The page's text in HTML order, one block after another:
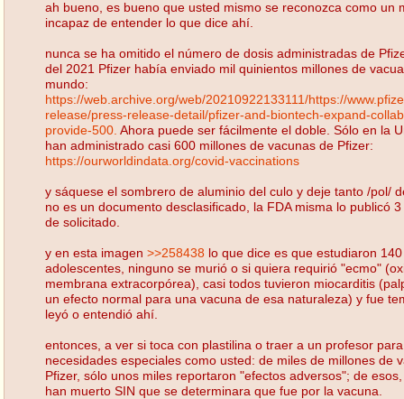
ah bueno, es bueno que usted mismo se reconozca como un
incapaz de entender lo que dice ahí.
nunca se ha omitido el número de dosis administradas de
del 2021 Pfizer había enviado mil quinientos millones de
mundo:
https://web.archive.org/web/20210922133111/https://
release/press-release-detail/pfizer-and-biontech-expand-
provide-500. Ahora puede ser fácilmente el doble. Sólo en la
han administrado casi 600 millones de vacunas de Pfizer:
https://ourworldindata.org/covid-vaccinations
y sáquese el sombrero de aluminio del culo y deje tanto /pol/
no es un documento desclasificado, la FDA misma lo publicó
de solicitado.
y en esta imagen >>258438 lo que dice es que estudiaron
adolescentes, ninguno se murió o si quiera requirió "ecmo"
membrana extracorpórea), casi todos tuvieron miocarditis
un efecto normal para una vacuna de esa naturaleza) y fue
leyó o entendió ahí.
entonces, a ver si toca con plastilina o traer a un profesor
necesidades especiales como usted: de miles de millones de
Pfizer, sólo unos miles reportaron "efectos adversos"; de
han muerto SIN que se determinara que fue por la vacuna.